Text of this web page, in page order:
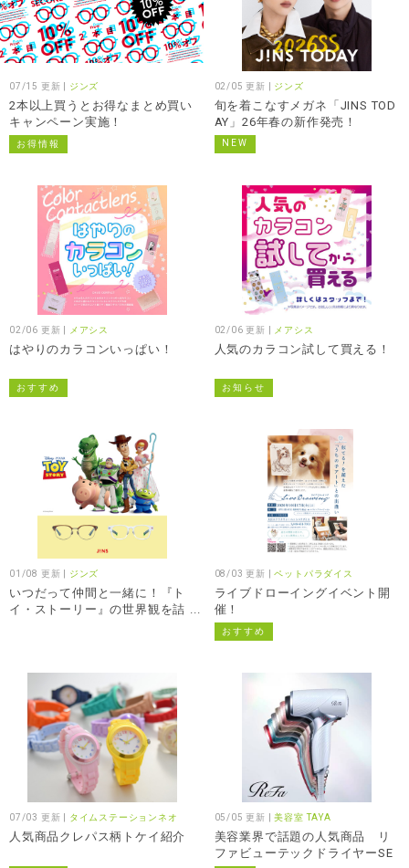
07/15 更新 | ジンズ
2本以上買うとお得なまとめ買い
キャンペーン実施！
お得情報
02/05 更新 | ジンズ
旬を着こなすメガネ「JINS TOD
AY」26年春の新作発売！
NEW
02/06 更新 | メアシス
はやりのカラコンいっぱい！
おすすめ
02/06 更新 | メアシス
人気のカラコン試して買える！
お知らせ
01/08 更新 | ジンズ
いつだって仲間と一緒に！『ト
イ・ストーリー』の世界観を詰
08/03 更新 |ペットパラダイス
ライブドローイングイベント開
催！
おすすめ
07/03 更新 | タイムステーションネオ
人気商品クレパス柄トケイ紹介
05/05 更新 |美容室 TAYA
美容業界で話題の人気商品 リ
ファビューテックドライヤーSE